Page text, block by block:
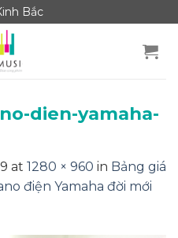
Bắc
dien-yamaha-
at 1280 × 960 in Bảng giá
điện Yamaha đời mới